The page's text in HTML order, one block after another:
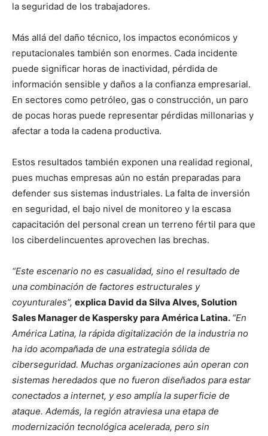
la seguridad de los trabajadores.
Más allá del daño técnico, los impactos económicos y
reputacionales también son enormes. Cada incidente
puede significar horas de inactividad, pérdida de
información sensible y daños a la confianza empresarial.
En sectores como petróleo, gas o construcción, un paro
de pocas horas puede representar pérdidas millonarias y
afectar a toda la cadena productiva.
Estos resultados también exponen una realidad regional,
pues muchas empresas aún no están preparadas para
defender sus sistemas industriales. La falta de inversión
en seguridad, el bajo nivel de monitoreo y la escasa
capacitación del personal crean un terreno fértil para que
los ciberdelincuentes aprovechen las brechas.
“Este escenario no es casualidad, sino el resultado de
una combinación de factores estructurales y
coyunturales”, explica David da Silva Alves, Solution
Sales Manager de Kaspersky para América Latina. “En
América Latina, la rápida digitalización de la industria no
ha ido acompañada de una estrategia sólida de
ciberseguridad. Muchas organizaciones aún operan con
sistemas heredados que no fueron diseñados para estar
conectados a internet, y eso amplía la superficie de
ataque. Además, la región atraviesa una etapa de
modernización tecnológica acelerada, pero sin